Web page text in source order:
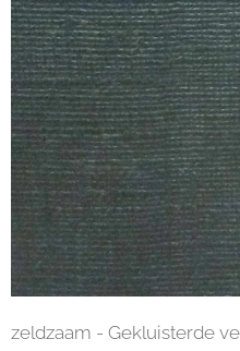
zeldzaam - Gekluisterde